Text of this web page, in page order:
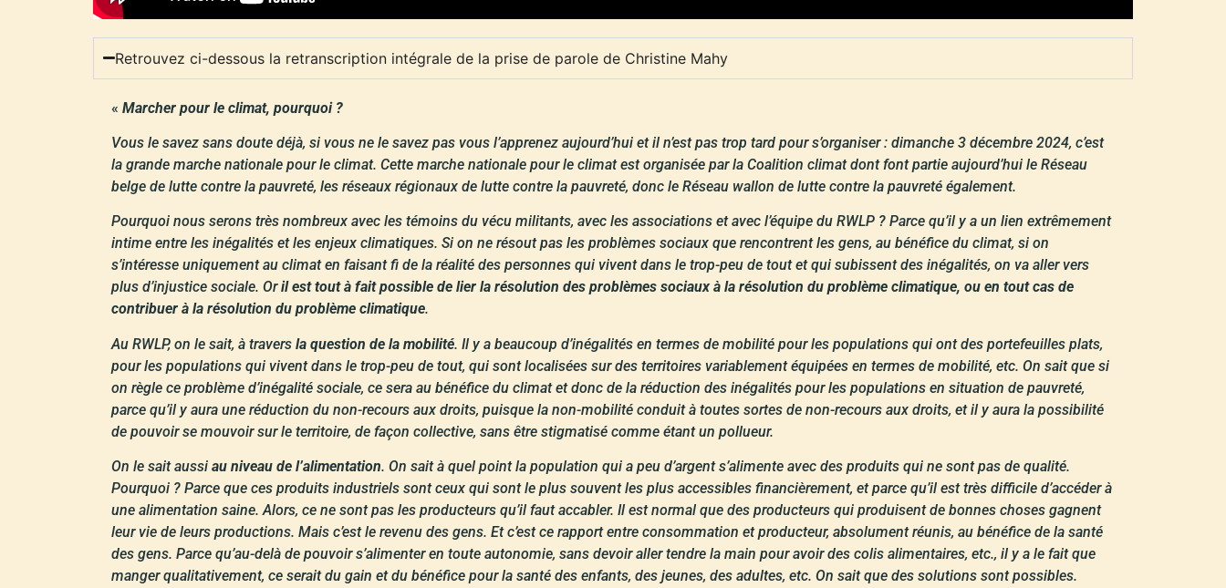
Retrouvez ci-dessous la retranscription intégrale de la prise de parole de Christine Mahy
« Marcher pour le climat, pourquoi ?
Vous le savez sans doute déjà, si vous ne le savez pas vous l’apprenez aujourd’hui et il n’est pas trop tard pour s’organiser : dimanche 3 décembre 2024, c’est
la grande marche nationale pour le climat. Cette marche nationale pour le climat est organisée par la Coalition climat dont font partie aujourd’hui le Réseau
belge de lutte contre la pauvreté, les réseaux régionaux de lutte contre la pauvreté, donc le Réseau wallon de lutte contre la pauvreté également.
Pourquoi nous serons très nombreux avec les témoins du vécu militants, avec les associations et avec l’équipe du RWLP ? Parce qu’il y a un lien extrêmement
intime entre les inégalités et les enjeux climatiques. Si on ne résout pas les problèmes sociaux que rencontrent les gens, au bénéfice du climat, si on
s’intéresse uniquement au climat en faisant fi de la réalité des personnes qui vivent dans le trop-peu de tout et qui subissent des inégalités, on va aller vers
plus d’injustice sociale. Oril est tout à fait possible de lier la résolution des problèmes sociaux à la résolution du problème climatique, ou en tout cas de
contribuer à la résolution du problème climatique.
Au RWLP, on le sait, à travers la question de la mobilité. Il y a beaucoup d’inégalités en termes de mobilité pour les populations qui ont des portefeuilles plats,
pour les populations qui vivent dans le trop-peu de tout, qui sont localisées sur des territoires variablement équipées en termes de mobilité, etc. On sait que si
on règle ce problème d’inégalité sociale, ce sera au bénéfice du climat et donc de la réduction des inégalités pour les populations en situation de pauvreté,
parce qu’il y aura une réduction du non-recours aux droits, puisque la non-mobilité conduit à toutes sortes de non-recours aux droits, et il y aura la possibilité
de pouvoir se mouvoir sur le territoire, de façon collective, sans être stigmatisé comme étant un pollueur.
On le sait aussi au niveau de l’alimentation. On sait à quel point la population qui a peu d’argent s’alimente avec des produits qui ne sont pas de qualité.
Pourquoi ? Parce que ces produits industriels sont ceux qui sont le plus souvent les plus accessibles financièrement, et parce qu’il est très difficile d’accéder à
une alimentation saine. Alors, ce ne sont pas les producteurs qu’il faut accabler. Il est normal que des producteurs qui produisent de bonnes choses gagnent
leur vie de leurs productions. Mais c’est le revenu des gens. Et c’est ce rapport entre consommation et producteur, absolument réunis, au bénéfice de la santé
des gens. Parce qu’au-delà de pouvoir s’alimenter en toute autonomie, sans devoir aller tendre la main pour avoir des colis alimentaires, etc., il y a le fait que
manger qualitativement, ce serait du gain et du bénéfice pour la santé des enfants, des jeunes, des adultes, etc. On sait que des solutions sont possibles.